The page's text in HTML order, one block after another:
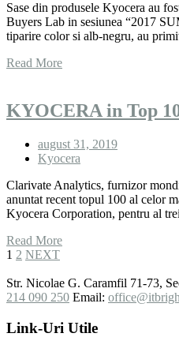
Sase din produsele Kyocera au
Buyers Lab in sesiunea “2017
tiparire color si alb-negru, au
Read More
KYOCERA in Top
august 31, 2019
Kyocera
Clarivate Analytics, furnizor
anuntat recent topul 100 al celor
Kyocera Corporation, pentru al
Read More
1 2 NEXT
Str. Nicolae G. Caramfil 71-73,
214 090 250 Email:
Link-Uri Utile